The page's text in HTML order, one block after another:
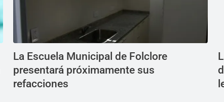
La Escuela Municipal de Folclore
presentará próximamente sus
refacciones